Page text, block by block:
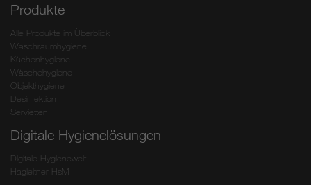
Produkte
Alle Produkte im Überblick
Waschraumhygiene
Küchenhygiene
Wäschehygiene
Objekthygiene
Desinfektion
Servietten
Digitale Hygienelösungen
Digitale Hygienewelt
Hagleitner HsM